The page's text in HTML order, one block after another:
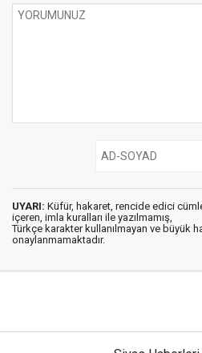
UYARI: Küfür, hakaret, rencide edici
içeren, imla kuralları ile yazılmamış,
Türkçe karakter kullanılmayan ve büyük
onaylanmamaktadır.